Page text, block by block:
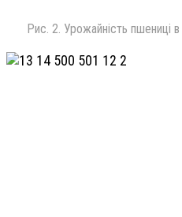
Рис. 2. Урожайність пшениці в